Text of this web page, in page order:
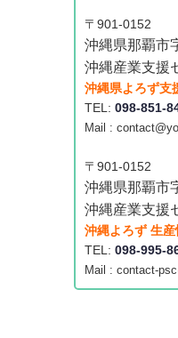
〒901-0152
沖縄県那覇市
沖縄産業支援
沖縄県よろず支
TEL: 098-851-
Mail :
〒901-0152
沖縄県那覇市
沖縄産業支援
沖縄よろず 生
TEL: 098-995-
Mail : contact-